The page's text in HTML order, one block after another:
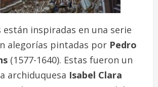
están inspiradas en una serie
alegorías pintadas por Pedro
(1577-1640). Estas fueron un
archiduquesa Isabel Clara